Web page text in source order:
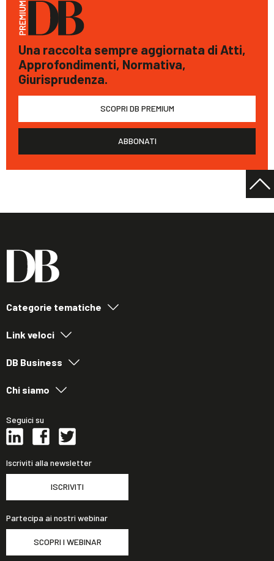
Una raccolta sempre aggiornata di Atti,
Approfondimenti, Normativa,
Giurisprudenza.
SCOPRI DB PREMIUM
ABBONATI
Categorie tematiche
Link veloci
DB Business
Chi siamo
Seguici su
Iscriviti alla newsletter
ISCRIVITI
Partecipa ai nostri webinar
SCOPRI I WEBINAR